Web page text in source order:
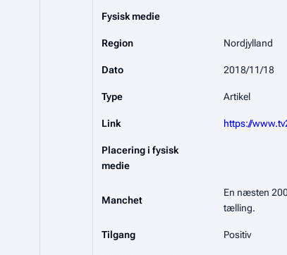
Fysisk medie
Region Nordjylland
Dato 2018/11/18
Type Artikel
Link https://
Placering i fysisk
medie
Manchet
En næsten
tælling.
Tilgang Positiv